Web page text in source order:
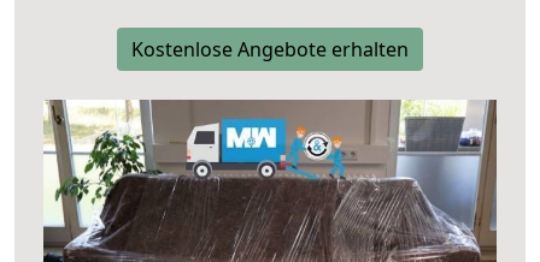
Kostenlose Angebote erhalten